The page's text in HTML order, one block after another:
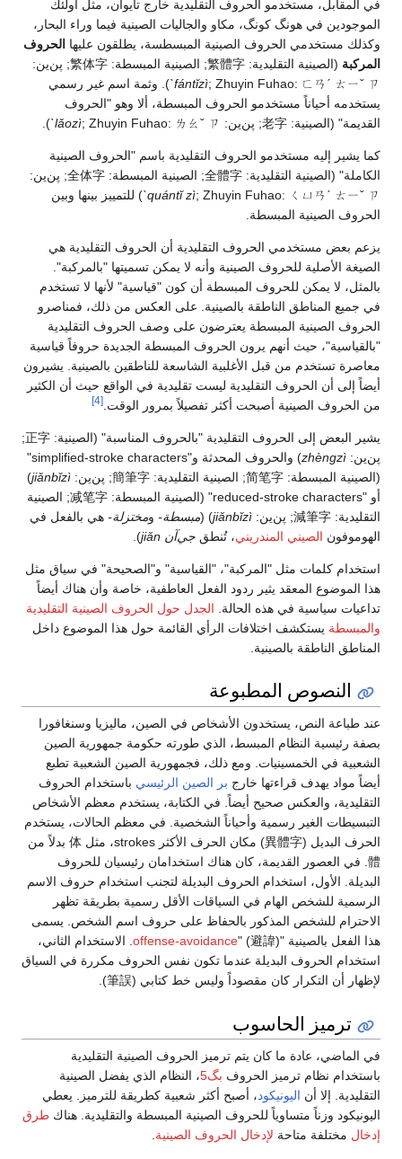
في المقابل، مستخدمو الحروف التقليدية خارج تايوان، مثل أولئك
الموجودين في هونگ كونگ، مكاو والجاليات الصينية فيما وراء البحار،
وكذلك مستخدمي الحروف الصينية المبسطسة، يطلقون عليها الحروف
المركبة (الصينية التقليدية: 繁體字; الصينية المبسطة: 繁体字; پن‌ين:
fántǐzì; Zhuyin Fuhao: ㄈㄢˊ ㄊㄧˇ ㄗˋ
). وثمة اسم غير رسمي
يستخدمه أحياناً مستخدمو الحروف المبسطة، ألا وهو "الحروف
القديمة" (الصينية: 老字; پن‌ين: lǎozì; Zhuyin Fuhao: ㄌㄠˇ ㄗˋ
).
كما يشير إليه مستخدمو الحروف التقليدية باسم "الحروف الصينية
الكاملة" (الصينية التقليدية: 全體字; الصينية المبسطة: 全体字; پن‌ين:
quántǐ zì; Zhuyin Fuhao: ㄑㄩㄢˊ ㄊㄧˇ ㄗˋ
) للتمييز بينها وبين
الحروف الصينية المبسطة.
يزعم بعض مستخدمي الحروف التقليدية أن الحروف التقليدية هي
الصيغة الأصلية للحروف الصينية وأنه لا يمكن تسميتها "بالمركبة".
بالمثل، لا يمكن للحروف المبسطة أن كون "قياسية" لأنها لا تستخدم
في جميع المناطق الناطقة بالصينية. على العكس من ذلك، فمناصرو
الحروف الصينية المبسطة يعترضون على وصف الحروف التقليدية
"بالقياسية"، حيث أنهم يرون الحروف المبسطة الجديدة حروفاً قياسية
معاصرة تستخدم من قبل الأغلبية الشاسعة للناطقين بالصينية. يشيرون
أيضاً إلى أن الحروف التقليدية ليست تقليدية في الواقع حيث أن الكثير
من الحروف الصينية أصبحت أكثر تفصيلاً بمرور الوقت. [4]
يشير البعض إلى الحروف التقليدية "بالحروف المناسبة" (الصينية: 正字
;
پن‌ين: zhèngzì
) والحروف المحدثة و"simplified-stroke characters"
(الصينية المبسطة: 简笔字; الصينية التقليدية: 簡筆字; پن‌ين: jiǎnbǐzì
)
أو "reduced-stroke characters" (الصينية المبسطة:
减笔字; الصينية
التقليدية: 減筆字; پن‌ين: jiǎnbǐzì
) (مبسطة- ومختزلة- هي بالفعل في
الهوموفون الصيني المندريني، تُنطق جي‌آن jiǎn ).
استخدام كلمات مثل "المركبة"، "القياسية" و"الصحيحة" في سياق مثل
هذا الموضوع المعقد يثير ردود الفعل العاطفية، خاصة وأن هناك أيضاً
تداعيات سياسية في هذه الحالة. الجدل حول الحروف الصينية التقليدية
والمبسطة يستكشف اختلافات الرأي القائمة حول هذا الموضوع داخل
المناطق الناطقة بالصينية.
النصوص المطبوعة
عند طباعة النص، يستخدون الأشخاص في الصين، ماليزيا وسنغافورا
بصفة رئيسية النظام المبسط، الذي طورته حكومة جمهورية الصين
الشعبية في الخمسينيات. ومع ذلك، فجمهورية الصين الشعبية تطبع
أيضاً مواد يهدف قراءتها خارج بر الصين الرئيسي باستخدام الحروف
التقليدية، والعكس صحيح أيضاً. في الكتابة، يستخدم معظم الأشخاص
التبسيطات الغير رسمية وأحياناً الشخصية. في معظم الحالات، يستخدم
الحرف البديل (異體字) مكان الحرف الأكثر strokes، مثل 体 بدلاً من
體. في العصور القديمة، كان هناك استخدامان رئيسيان للحروف
البديلة. الأول، استخدام الحروف البديلة لتجنب استخدام حروف الاسم
الرسمية للشخص الهام في السياقات الأقل رسمية بطريقة تظهر
الاحترام للشخص المذكور بالحفاظ على حروف اسم الشخص. يسمى
هذا الفعل بالصينية "
offense-avoidance " (避諱). الاستخدام الثاني،
استخدام الحروف البديلة عندما تكون نفس الحروف مكررة في السياق
لإظهار أن التكرار كان مقصوداً وليس خط كتابي (筆誤).
ترميز الحاسوب
في الماضي، عادة ما كان يتم ترميز الحروف الصينية التقليدية
باستخدام نظام ترميز الحروف بگ5
، النظام الذي يفضل الصينية
التقليدية. إلا أن اليونيكود، أصبح أكثر شعبية كطريقة للترميز. يعطي
اليونيكود وزناً متساوياً للحروف الصينية المبسطة والتقليدية. هناك طرق
إدخال مختلفة متاحة لإدخال الحروف الصينية.